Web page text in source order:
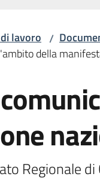
lavoro /
della
Regionale